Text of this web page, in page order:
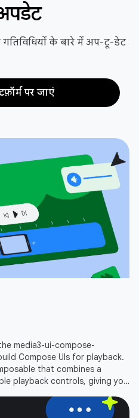
गतिविधियों के बारे में अप-टू-डेट
पर जाएं
media3-ui-compose-
Compose UIs for playback.
that combines a
playback controls, giving you